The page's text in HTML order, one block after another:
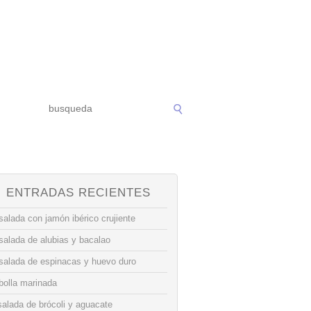
ENTRADAS RECIENTES
con jamón ibérico crujiente
de alubias y bacalao
de espinacas y huevo duro
marinada
de brócoli y aguacate